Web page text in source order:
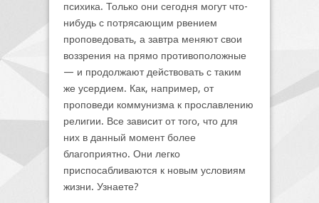
психика. Только они сегодня могут что-
нибудь с потрясающим рвением
проповедовать, а завтра меняют свои
воззрения на прямо противоположные
— и продолжают действовать с таким
же усердием. Как, например, от
проповеди коммунизма к прославлению
религии. Все зависит от того, что для
них в данный момент более
благоприятно. Они легко
приспосабливаются к новым условиям
жизни. Узнаете?